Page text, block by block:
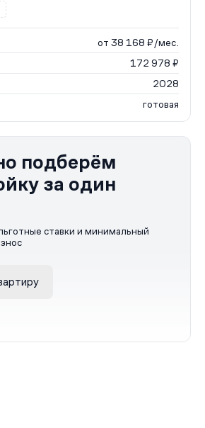
от 38 168 ₽/мес.
172 978 ₽
2028
готовая
подберём
за один
ставки и минимальный